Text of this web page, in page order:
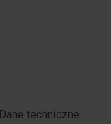
Dane techniczne